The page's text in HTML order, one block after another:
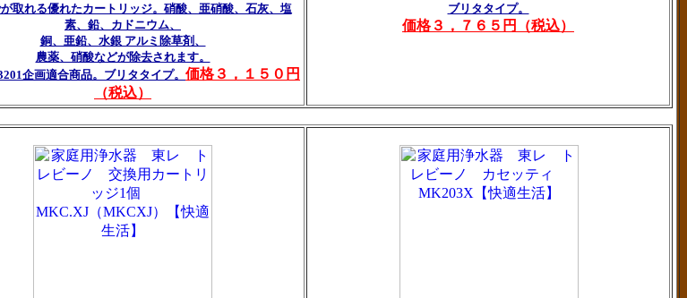
取れる優れたカートリッジ。硝酸、亜硝酸、石灰、塩
素、鉛、カドニウム、
銅、亜鉛、水銀 アルミ除草剤、
農薬、硝酸などが除去されます。
企画適合商品。ブリタタイプ。 価格３，１５０円
（税込）
ブリタタイプ。
価格３，７６５円（税込）